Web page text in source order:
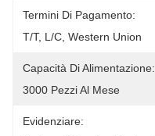
Termini Di Pagamento:
T/T, L/C, Western Union
Capacità Di Alimentazione:
3000 Pezzi Al Mese
Evidenziare: